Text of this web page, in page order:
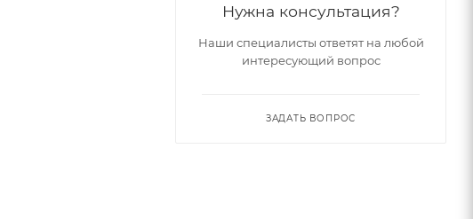
Нужна консультация?
Наши специалисты ответят на любой
интересующий вопрос
ЗАДАТЬ ВОПРОС